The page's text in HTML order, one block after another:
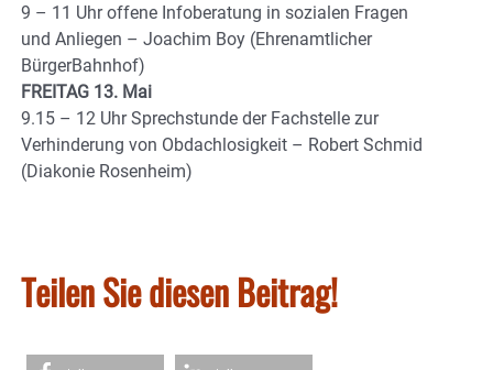
9 – 11 Uhr offene Infoberatung in sozialen Fragen
und Anliegen – Joachim Boy (Ehrenamtlicher
BürgerBahnhof)
FREITAG 13. Mai
9.15 – 12 Uhr Sprechstunde der Fachstelle zur
Verhinderung von Obdachlosigkeit – Robert Schmid
(Diakonie Rosenheim)
Teilen Sie diesen Beitrag!